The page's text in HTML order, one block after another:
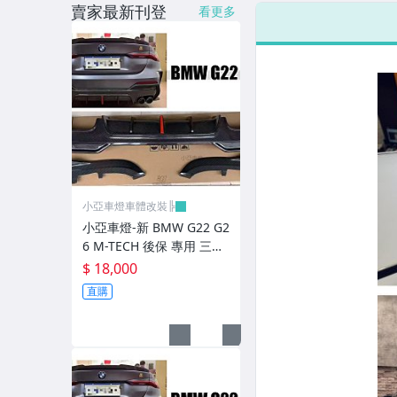
LED側燈.晶鑽.燻黑.黃側燈
原廠型尾燈.紅白晶鑽尾燈
黑框尾燈.圓燈型尾燈.LED尾燈
前後保桿側燈.後保桿LED反光片
原廠型霧燈.晶鑽及燻黑霧燈.
各車系LED後保桿下霧燈
專用型魚眼霧燈.光圈魚眼霧燈
BMW光圈燈泡.CCFL光圈
車身標誌MARK.車身飾條
賣家最新刊登 看更多
小亞車燈車體改裝╠
小亞車燈-新 BMW G22 G2
6 M-TECH 後保 專用 三件
式 卡夢 碳纖維 CARBON
後下巴+包角
$ 18,000
直購